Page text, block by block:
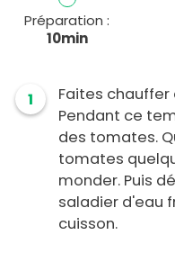
Préparation :
10min
1
Faites chauffer
Pendant ce
des tomates.
tomates
monder. Puis
saladier d'eau
cuisson.